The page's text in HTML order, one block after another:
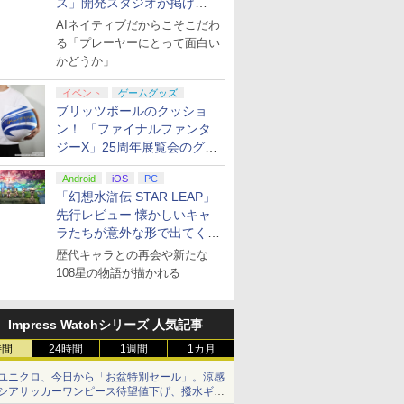
る“AI活用の信念”とは？【講
演レポート】
AIネイティブだからこそこだわ
る「プレーヤーにとって面白い
かどうか」
イベント ゲームグッズ
ブリッツボールのクッショ
ン！ 「ファイナルファンタ
ジーX」25周年展覧会のグッ
ズ情報が公開
Android iOS PC
「幻想水滸伝 STAR LEAP」
先行レビュー 懐かしいキャ
ラたちが意外な形で出てくる
シリーズ完全新作！
歴代キャラとの再会や新たな
108星の物語が描かれる
Impress Watchシリーズ 人気記事
24時間 1週間 1カ月
ニクロ、今日から「お盆特別セール」。涼感
アサッカーワンピース待望値下げ、撥水ギア